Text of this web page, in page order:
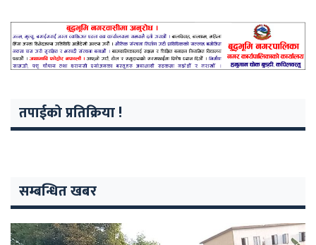
तपाईको प्रतिक्रिया !
सम्बन्धित खबर